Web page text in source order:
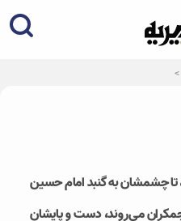
بیانات استاد
چشمشان به گنبد امام حسين
جمکران می‌روند، دست و پايشان